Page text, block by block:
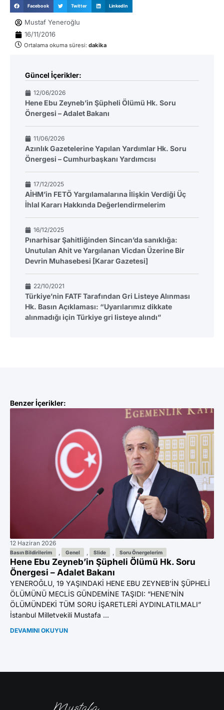
Facebook Twitter LinkedIn
Mustaf Yeneroğlu
16/11/2016
Ortalama okuma süresi: dakika
Güncel İçerikler:
12/06/2026
Hene Ebu Zeyneb’in Şüpheli Ölümü Hk. Soru
Önergesi – Adalet Bakanı
11/06/2026
Azınlık Gazetelerine Yapılan Yardımlar Hk. Soru
Önergesi – Cumhurbaşkanı Yardımcısı
17/12/2025
AİHM’in FETÖ Yargılamalarına İlişkin Verdiği Üç
İhlal Kararı Hakkında Değerlendirmelerim
16/12/2025
Pınarhisar Şahitliğinden Sincan’da sanıklığa:
Unutulan Ahit ve Yargılanan Vicdan Üzerine Bir
Devrin Muhasebesi [Karar Gazetesi]
22/10/2021
Türkiye’nin FATF Tarafından Gri Listeye Alınması
Hk. Basın Açıklaması: “Uyarılarımız dikkate
alınmadığı için Türkiye gri listeye alındı”
Benzer İçerikler:
12 Haziran 2026
Basın Bildirilerim , Genel , Slide , Soru Önergelerim
Hene Ebu Zeyneb’in Şüpheli Ölümü Hk. Soru
Önergesi – Adalet Bakanı
YENEROĞLU, 19 YAŞINDAKİ HENE EBU ZEYNEB’İN ŞÜPHELİ
ÖLÜMÜNÜ MECLİS GÜNDEMİNE TAŞIDI: “HENE’NİN
ÖLÜMÜNDEKİ TÜM SORU İŞARETLERİ AYDINLATILMALI”
İstanbul Milletvekili Mustafa ...
DEVAMINI OKUYUN